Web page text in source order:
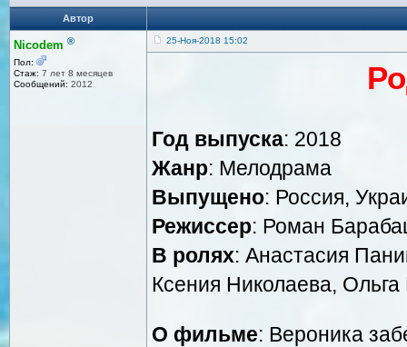
Автор
Nicodem ®
Пол:
Стаж: 7 лет 8 месяцев
Сообщений: 2012
25-Ноя-2018 15:02
Год выпуска: 2018
Жанр: Мелодрама
Выпущено: Россия,
Режиссер: Роман
В ролях: Анастасия
Ксения Николаева,
О фильме: Вероника